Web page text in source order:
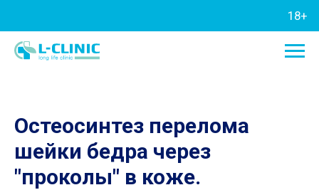
Остеосинтез перелома
шейки бедра через
"проколы" в коже.